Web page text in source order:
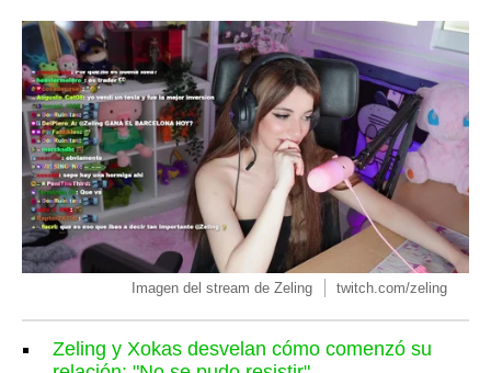
Imagen del stream de Zeling twitch.com/zeling
Zeling y Xokas desvelan cómo comenzó su